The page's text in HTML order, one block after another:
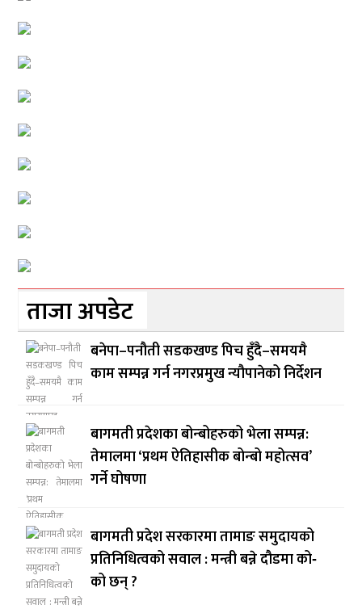
ताजा अपडेट
बनेपा–पनौती सडकखण्ड पिच हुँदै–समयमै
काम सम्पन्न गर्न नगरप्रमुख न्यौपानेको निर्देशन
बागमती प्रदेशका बोन्बोहरुको भेला सम्पन्न:
तेमालमा ‘प्रथम ऐतिहासीक बोन्बो महोत्सव’
गर्ने घोषणा
बागमती प्रदेश सरकारमा तामाङ समुदायको
प्रतिनिधित्वको सवाल : मन्त्री बन्ने दौडमा को‐
को छन् ?